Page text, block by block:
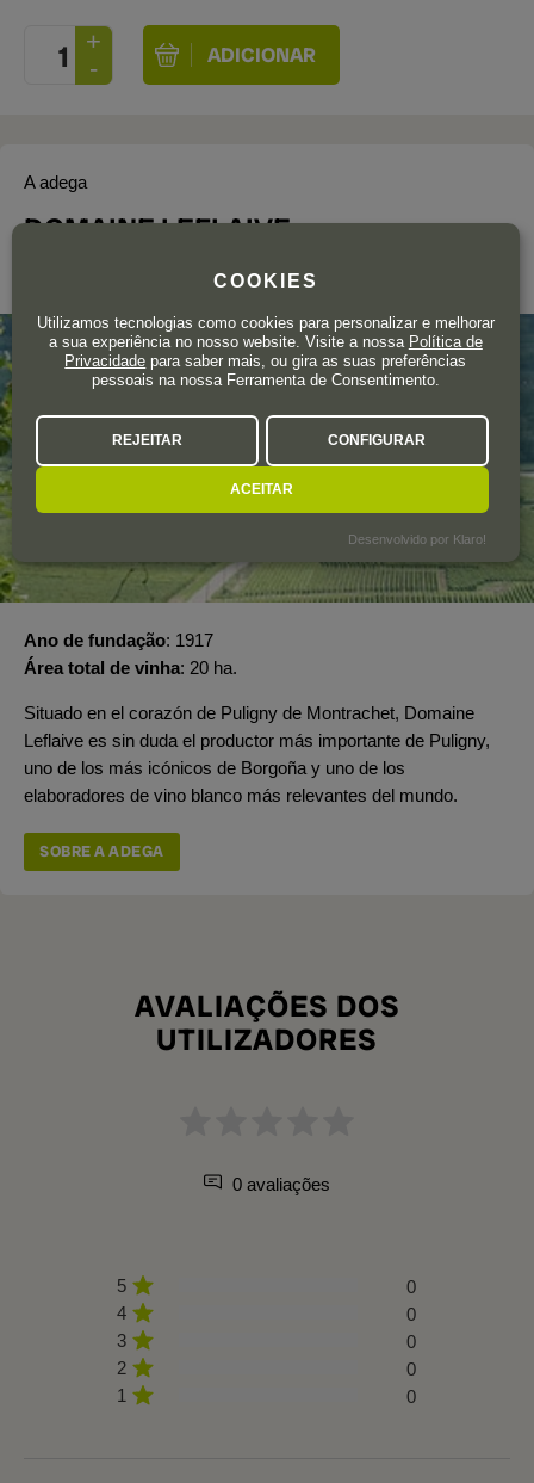
A adega
DOMAINE LEFLAIVE
Ano de fundação 1917
Área total de vinha 20 ha.
Situado en el corazón de Puligny de Montrachet, Domaine
Leflaive es sin duda el productor más importante de Puligny,
uno de los más icónicos de Borgoña y uno de los
elaboradores de vino blanco más relevantes del mundo.
SOBRE A ADEGA
AVALIAÇÕES DOS
UTILIZADORES
0 avaliações
5
0
4
0
3
0
2
0
1
0
COOKIES
Utilizamos tecnologias como cookies para personalizar e melhorar
a sua experiência no nosso website. Visite a nossa Política de
Privacidade para saber mais, ou gira as suas preferências
pessoais na nossa Ferramenta de Consentimento.
REJEITAR CONFIGURAR
ACEITAR
Desenvolvido por Klaro!